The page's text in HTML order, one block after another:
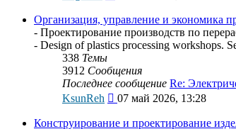
последнему
сообщению
Организация, управление и экономика
- Проектирование производств по
- Design of plastics processing workshops.
338 Темы
3912 Сообщения
Последнее сообщение Re:
KsunReh
Перейти
последнему
07 май 2026, 13:28
Конструирование и проектирование